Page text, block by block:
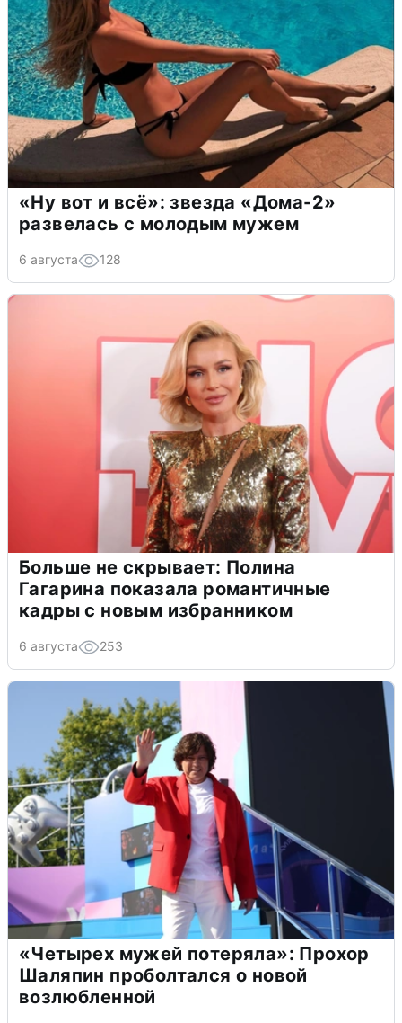
«Ну вот и всё»: звезда «Дома-2»
развелась с молодым мужем
6 августа 128
Больше не скрывает: Полина
Гагарина показала романтичные
кадры с новым избранником
6 августа 253
«Четырех мужей потеряла»: Прохор
Шаляпин проболтался о новой
возлюбленной